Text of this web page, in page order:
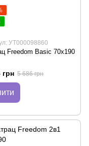
УТ000098860
Freedom Basic 70х190
грн 5 686 грн